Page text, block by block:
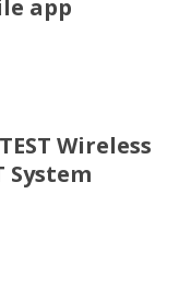
app
Wireless
System